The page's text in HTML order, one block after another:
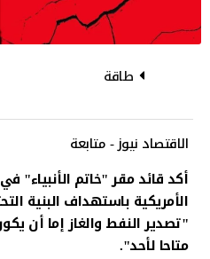
طاقة
الاقتصاد نيوز - متابعة
أكد قائد مقر "خاتم الأنبياء"
الأمريكية باستهداف البنية
"تصدير النفط والغاز إما أن
متاحا لأحد".